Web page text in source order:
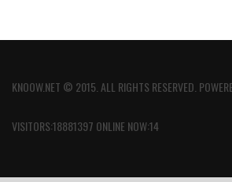
KNOOW.NET © 2015. ALL RIGHTS RESERVED.
VISITORS:18881397 ONLINE NOW:14